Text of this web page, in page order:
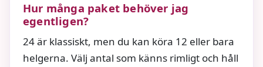
Hur många paket behöver jag
egentligen?
24 är klassiskt, men du kan köra 12 eller bara
helgerna. Välj antal som känns rimligt och håll